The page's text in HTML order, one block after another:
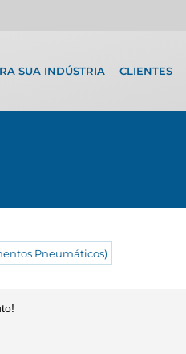
SUA INDÚSTRIA CLIENTES
Pneumáticos)